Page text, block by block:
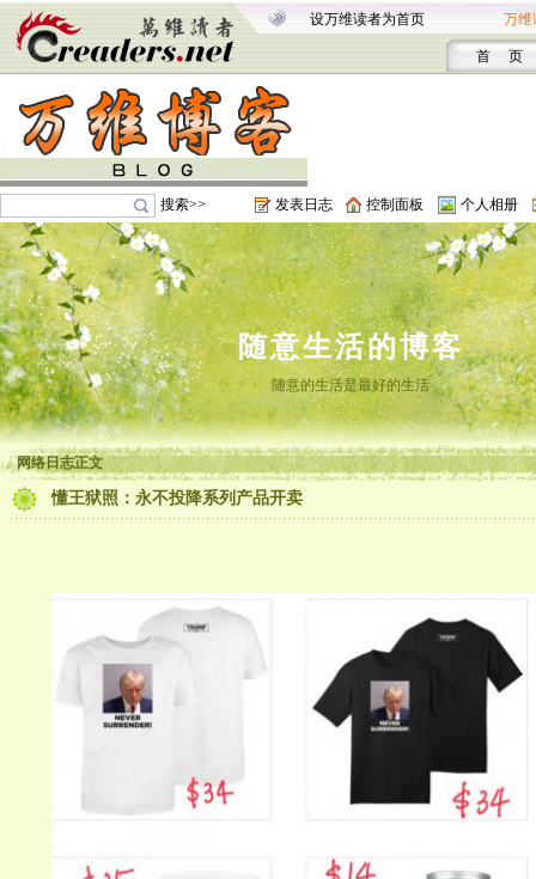
设万维读者为首页 万维
首 页
搜索>> 发表日志 控制面板 个人相册
随意生活的博客
随意的生活是最好的生活
网络日志正文
懂王狱照：永不投降系列产品开卖